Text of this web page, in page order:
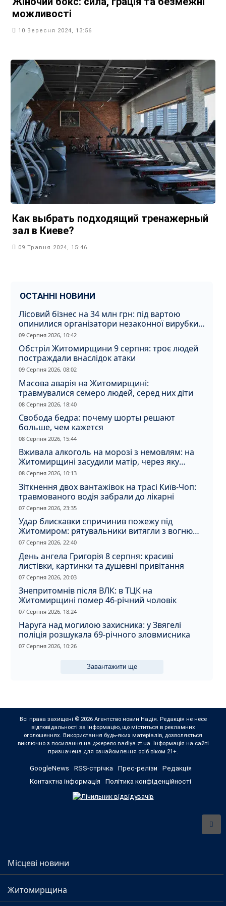
можливості
10 Вересня 2024, 13:56
Как выбрать подходящий тренажерный
зал в Киеве?
09 Травня 2024, 15:46
ОСТАННІ НОВИНИ
Лісовий бізнес на 34 млн грн: під вартою
опинилися організатори незаконної вирубки
на Житомирщині
09 Серпня 2026, 10:42
Обстріл Житомирщини 9 серпня: троє людей
постраждали внаслідок атаки
09 Серпня 2026, 08:02
Масова аварія на Житомирщині:
травмувалися семеро людей, серед них діти
08 Серпня 2026, 18:40
Свобода бедра: почему шорты решают
больше, чем кажется
08 Серпня 2026, 15:44
Вживала алкоголь на морозі з немовлям: на
Житомирщині засудили матір, через яку
дитина отримала обмороження
08 Серпня 2026, 10:13
Зіткнення двох вантажівок на трасі Київ-Чоп:
травмованого водія забрали до лікарні
07 Серпня 2026, 23:35
Удар блискавки спричинив пожежу під
Житомиром: рятувальники витягли з вогню
кота
07 Серпня 2026, 22:40
День ангела Григорія 8 серпня: красиві
листівки, картинки та душевні привітання
07 Серпня 2026, 20:03
Знепритомнів після ВЛК: в ТЦК на
Житомирщині помер 46-річний чоловік
07 Серпня 2026, 18:24
Наруга над могилою захисника: у Звягелі
поліція розшукала 69-річного зловмисника
07 Серпня 2026, 10:26
Завантажити ще
Всі права захищені © 2026 Агентство новин Надія. Редакція не несе
відповідальності за інформацію, що міститься в рекламних
оголошеннях. Використання будь-яких матеріалів, дозволяється
виключно з посилання на джерело nadiya.zt.ua. Інформація на сайті
призначена для ознайомлення осіб віком 21+.
GoogleNews RSS-стрічка Прес-релізи
Редакція
Контактна інформація
Політика конфіденційності
Місцеві новини
Житомирщина